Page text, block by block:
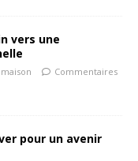
vers une
Commentaires
pour un avenir